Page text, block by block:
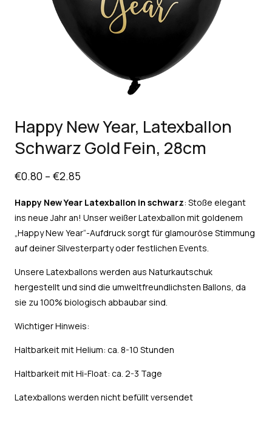
Happy New Year, Latexballon
Schwarz Gold Fein, 28cm
€0.80 – €2.85
Happy New Year Latexballon in schwarz: Stoße elegant
ins neue Jahr an! Unser weißer Latexballon mit goldenem
„Happy New Year“-Aufdruck sorgt für glamouröse Stimmung
auf deiner Silvesterparty oder festlichen Events.
Unsere Latexballons werden aus Naturkautschuk
hergestellt und sind die umweltfreundlichsten Ballons, da
sie zu 100% biologisch abbaubar sind.
Wichtiger Hinweis:
Haltbarkeit mit Helium: ca. 8-10 Stunden
Haltbarkeit mit Hi-Float: ca. 2-3 Tage
Latexballons werden nicht befüllt versendet